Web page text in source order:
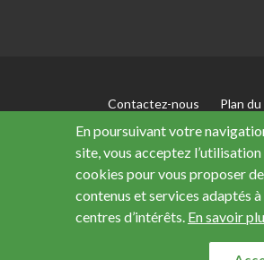
En poursuivant votre
site, vous acceptez l’utilisation
cookies pour vous proposer
contenus et services adaptés à
centres d’intérêts. En savoir
Contactez-nous
Plan
Mentions légales
Accessibilité : non
Données personnelles
Ce site a été financé avec le soutien
européenne